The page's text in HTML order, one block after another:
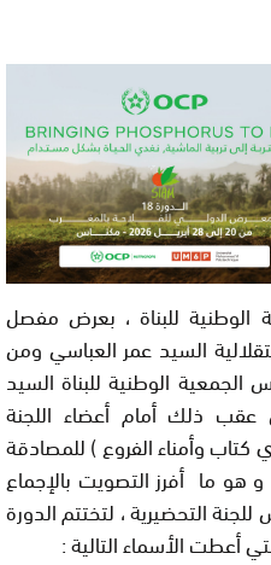
الوطنية للبناة ، بعرض مفصل
السيد عمر العباسي ومن
الوطنية للبناة السيد
ذلك أمام أعضاء اللجنة
كتاب وأمناء الفروع ) للمصادقة
هو ما أفرز التصويت بالإجماع
التحضيرية ، لتختتم الدورة
أعطت الأسماء التالية :